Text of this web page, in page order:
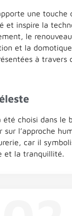
une touche
et inspire la
le
et la
à travers
été choisi dans le
sur l’approche
car il
et la tranquillité.